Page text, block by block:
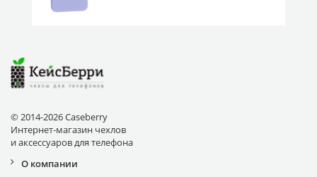
© 2014-2026 Caseberry
Интернет-магазин чехлов
и аксессуаров для телефона
О компании